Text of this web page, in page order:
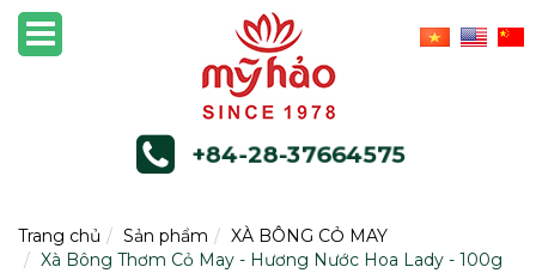
+84-28-37664575
Trang chủ Sản phẩm
XÀ BÔNG CỎ MAY
Xà Bông Thơm Cỏ May - Hương Nước Hoa Lady - 100g